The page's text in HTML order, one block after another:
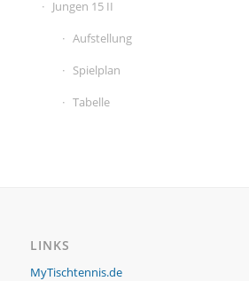
Jungen 15 II
Aufstellung
Spielplan
Tabelle
LINKS
MyTischtennis.de